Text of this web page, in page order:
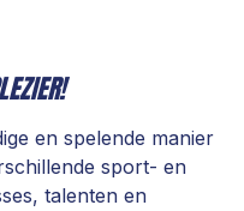
en spelende manier
sport- en
talenten en